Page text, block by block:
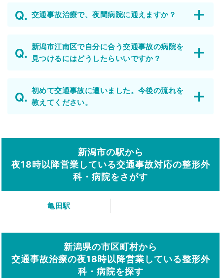
交通事故治療で、夜間病院に通えますか？
新潟市江南区で自分に合う交通事故の病院を
見つけるにはどうしたらいいですか？
初めて交通事故に遭いました。今後の流れを
教えてください。
新潟市の駅から
夜18時以降営業している交通事故対応の整形外
科・病院をさがす
亀田駅
新潟県の市区町村から
交通事故治療の夜18時以降営業している整形外
科・病院を探す